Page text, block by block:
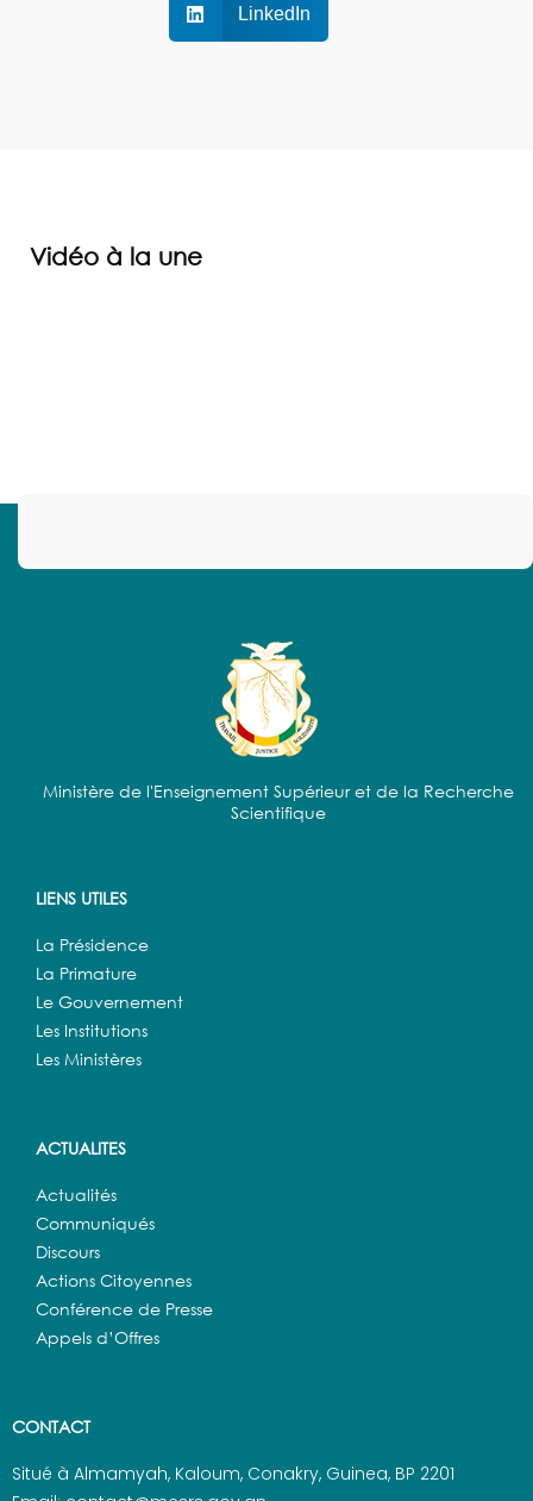
LinkedIn
Vidéo à la une
Ministère de l'Enseignement Supérieur et de la Recherche
Scientifique
LIENS UTILES
La Présidence
La Primature
Le Gouvernement
Les Institutions
Les Ministères
ACTUALITES
Actualités
Communiqués
Discours
Actions Citoyennes
Conférence de Presse
Appels d’Offres
CONTACT
Situé à Almamyah, Kaloum, Conakry, Guinea, BP 2201